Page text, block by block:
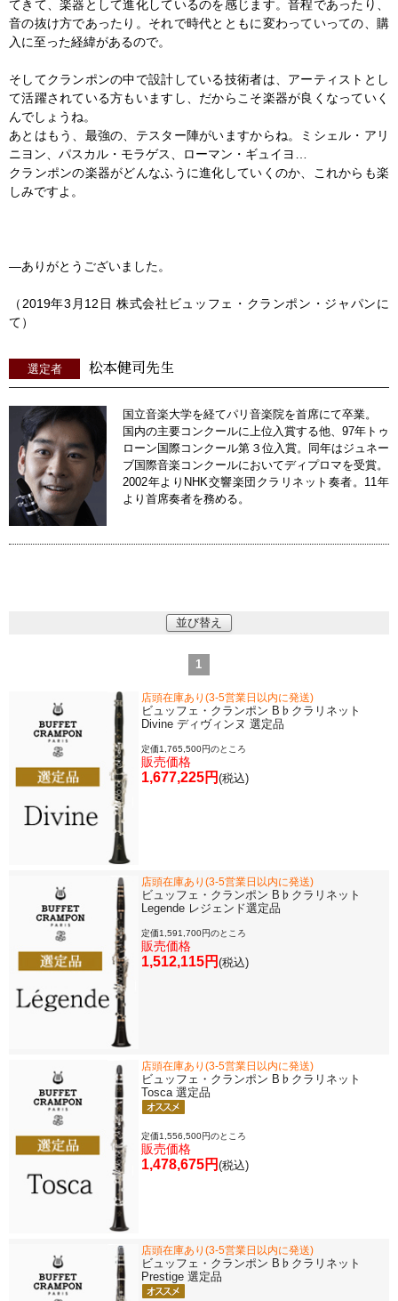
てきて、楽器として進化しているのを感じます。音程であったり、
音の抜け方であったり。それで時代とともに変わっていっての、購
入に至った経緯があるので。
そしてクランポンの中で設計している技術者は、アーティストとし
て活躍されている方もいますし、だからこそ楽器が良くなっていく
んでしょうね。
あとはもう、最強の、テスター陣がいますからね。ミシェル・アリ
ニヨン、パスカル・モラゲス、ローマン・ギュイヨ…
クランポンの楽器がどんなふうに進化していくのか、これからも楽
しみですよ。
―ありがとうございました。
（2019年3月12日 株式会社ビュッフェ・クランポン・ジャパンに
て）
選定者 松本健司先生
国立音楽大学を経てパリ音楽院を首席にて卒業。
国内の主要コンクールに上位入賞する他、97年トゥ
ローン国際コンクール第３位入賞。同年はジュネー
ブ国際音楽コンクールにおいてディプロマを受賞。
2002年よりNHK交響楽団クラリネット奏者。11年
より首席奏者を務める。
並び替え
1
店頭在庫あり(3-5営業日以内に発送)
ビュッフェ・クランポン B♭クラリネット
Divine ディヴィンヌ 選定品
定価1,765,500円のところ
販売価格
1,677,225円 (税込)
店頭在庫あり(3-5営業日以内に発送)
ビュッフェ・クランポン B♭クラリネット
Legende レジェンド選定品
定価1,591,700円のところ
販売価格
1,512,115円 (税込)
店頭在庫あり(3-5営業日以内に発送)
ビュッフェ・クランポン B♭クラリネット
Tosca 選定品
定価1,556,500円のところ
販売価格
1,478,675円 (税込)
店頭在庫あり(3-5営業日以内に発送)
ビュッフェ・クランポン B♭クラリネット
Prestige 選定品